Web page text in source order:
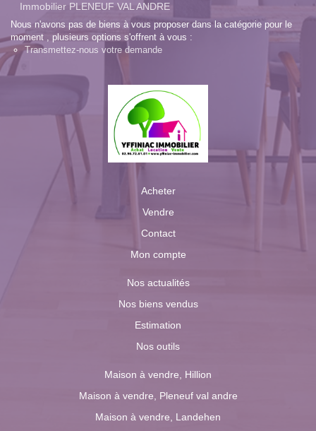
Immobilier PLENEUF VAL ANDRE
Nous n'avons pas de biens à vous proposer dans la catégorie pour le
moment , plusieurs options s'offrent à vous :
Transmettez-nous votre demande
Acheter
Vendre
Contact
Mon compte
Nos actualités
Nos biens vendus
Estimation
Nos outils
Maison à vendre, Hillion
Maison à vendre, Pleneuf val andre
Maison à vendre, Landehen